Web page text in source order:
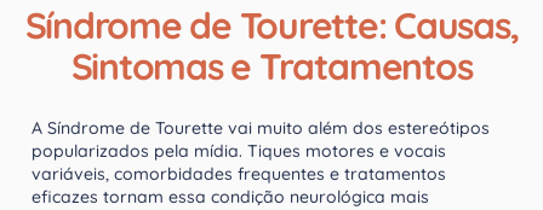
Síndrome de Tourette: Causas,
Sintomas e Tratamentos
A Síndrome de Tourette vai muito além dos estereótipos
popularizados pela mídia. Tiques motores e vocais
variáveis, comorbidades frequentes e tratamentos
eficazes tornam essa condição neurológica mais